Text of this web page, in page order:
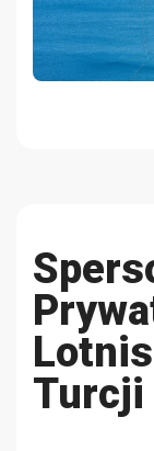
Turcji